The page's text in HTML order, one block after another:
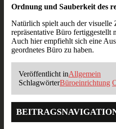
Ordnung und Sauberkeit des
Natürlich spielt auch der visuelle
repräsentative Büro fertiggestellt
Auch hier empfiehlt sich eine
geordnetes Büro zu haben.
Veröffentlicht inAllgemein
SchlagwörterBüroeinrichtung